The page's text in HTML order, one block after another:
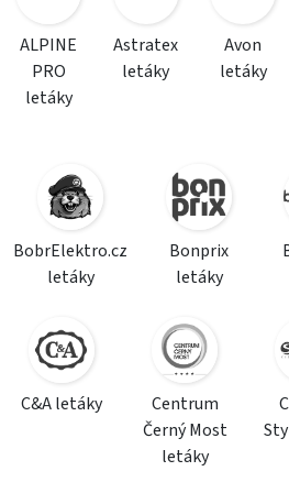
ALPINE
PRO
letáky
Astratex
letáky
Avon
letáky
BobrElektro.cz
letáky
Bonprix
letáky
C&A letáky
Centrum
Černý Most
letáky